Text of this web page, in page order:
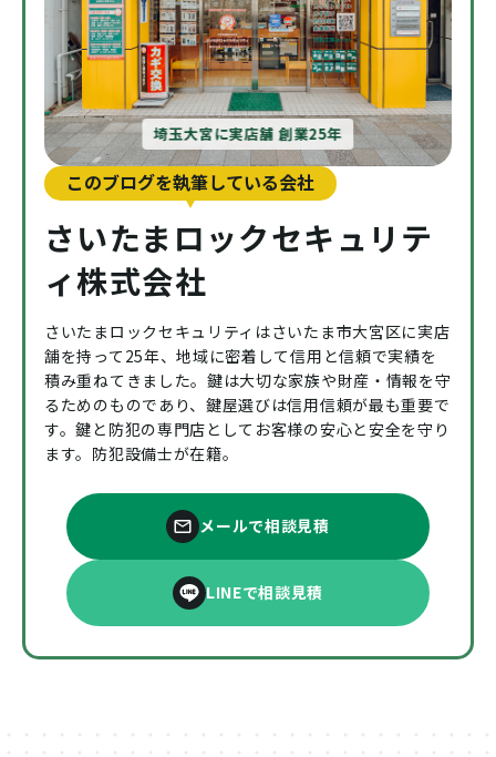
埼玉大宮に実店舗 創業25年
このブログを執筆している会社
さいたまロックセキュリテ
ィ株式会社
さいたまロックセキュリティはさいたま市大宮区に実店
舗を持って25年、地域に密着して信用と信頼で実績を
積み重ねてきました。鍵は大切な家族や財産・情報を守
るためのものであり、鍵屋選びは信用信頼が最も重要で
す。鍵と防犯の専門店としてお客様の安心と安全を守り
ます。防犯設備士が在籍。
メールで相談見積
LINEで相談見積